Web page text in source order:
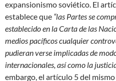
expansionismo soviético. El
establece que “las Partes se
establecido en la Carta de las
medios pacíficos cualquier
pudieran verse implicadas de
internacionales, así como la
embargo, el artículo 5 del